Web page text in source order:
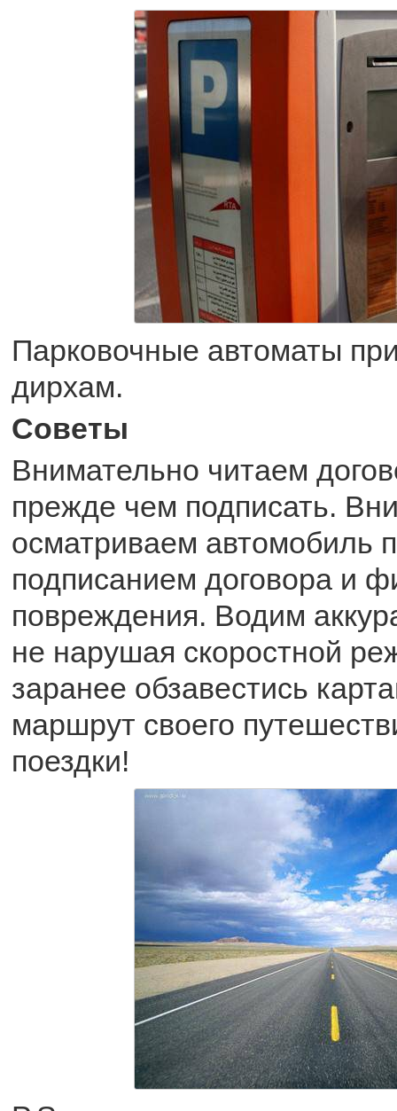
Парковочные автоматы
дирхам.
Советы
Внимательно читаем
прежде чем подписать.
осматриваем автомобиль
подписанием договора и
повреждения. Водим
не нарушая скоростной
заранее обзавестись
маршрут своего
поездки!